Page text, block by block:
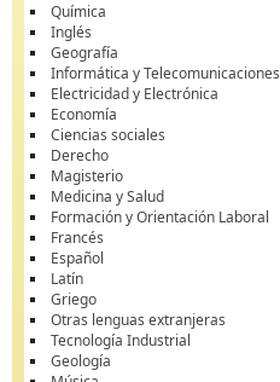
Química
Inglés
Geografía
Informática y Telecomunicaciones
Electricidad y Electrónica
Economía
Ciencias sociales
Derecho
Magisterio
Medicina y Salud
Formación y Orientación Laboral
Francés
Español
Latín
Griego
Otras lenguas extranjeras
Tecnología Industrial
Geología